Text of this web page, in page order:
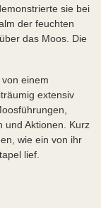
sie bei
der feuchten
das Moos. Die
einem
extensiv
und Aktionen. Kurz
wie ein von ihr
lief.